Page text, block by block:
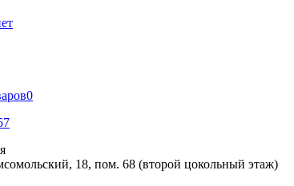
0
18, пом. 68 (второй цокольный этаж)